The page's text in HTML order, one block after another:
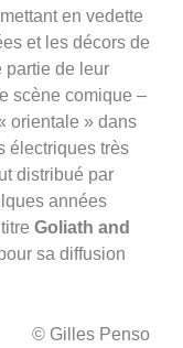
en vedette
et les décors de
partie de leur
scène comique –
orientale » dans
électriques très
distribué par
années
Goliath and
sa diffusion
© Gilles Penso